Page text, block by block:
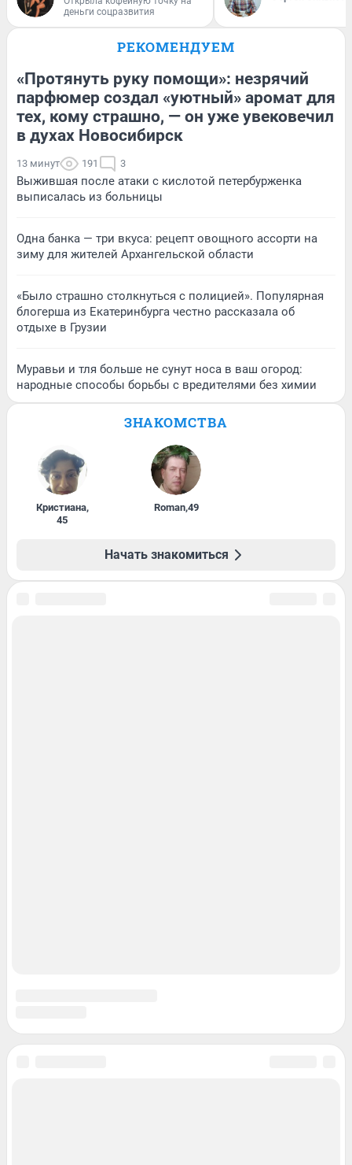
деньги соцразвития
РЕКОМЕНДУЕМ
«Протянуть руку помощи»: незрячий
парфюмер создал «уютный» аромат для
тех, кому страшно, — он уже увековечил
в духах Новосибирск
13 минут 191 3
Выжившая после атаки с кислотой петербурженка
выписалась из больницы
Одна банка — три вкуса: рецепт овощного ассорти на
зиму для жителей Архангельской области
«Было страшно столкнуться с полицией». Популярная
блогерша из Екатеринбурга честно рассказала об
отдыхе в Грузии
Муравьи и тля больше не сунут носа в ваш огород:
народные способы борьбы с вредителями без химии
ЗНАКОМСТВА
Кристиана,
45
Roman,49
Начать знакомиться